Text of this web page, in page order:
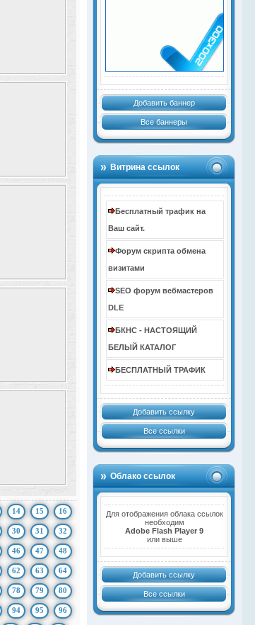
Добавить баннер
Все баннеры
Витрина ссылок
Бесплатный трафик на
Ваш сайт.
Форум скрипта обмена
визитами
SEO форум вебмастеров
DLE
БКНС - НАСТОЯЩИЙ
БЕЛЫЙ КАТАЛОГ
БЕСПЛАТНЫЙ ТРАФИК
Добавить ссылку
Все ссылки
Облако ссылок
Для отображения облака ссылок
необходим
Adobe Flash Player 9
или выше
Добавить ссылку
Все ссылки
14 15 16
30 31 32
46 47 48
62 63 64
78 79 80
94 95 96